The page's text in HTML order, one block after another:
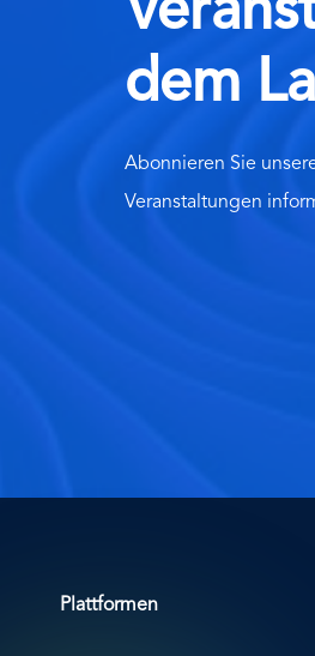
dem
Abonnieren Sie
Veranstaltungen
Plattformen